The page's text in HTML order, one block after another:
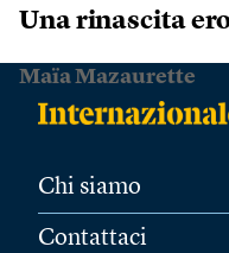
Una rinascita
Maïa Mazaurette
Chi siamo
Contattaci